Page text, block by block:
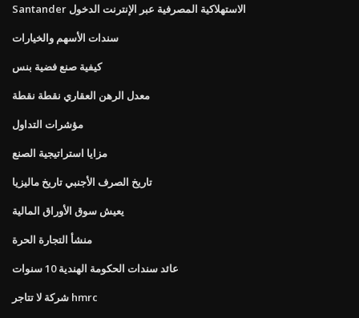
Santander الاستهلاكية المصرفية عبر الإنترنت الدخول
سندات الأسهم والخيارات
كيفية صنع فضية بنس
معدل الرهن العقاري نقطة نقطة
مؤشرات التداول
مزايا استراتيجية الصنع
تاريخ الصرف الأجنبي تاريخ ماليزيا
يعيش سوق الأوراق المالية
منشأ التجارة الحرة
عائد سندات الحكومة الهندية 10 سنوات
شركة لا تتاجر hmrc